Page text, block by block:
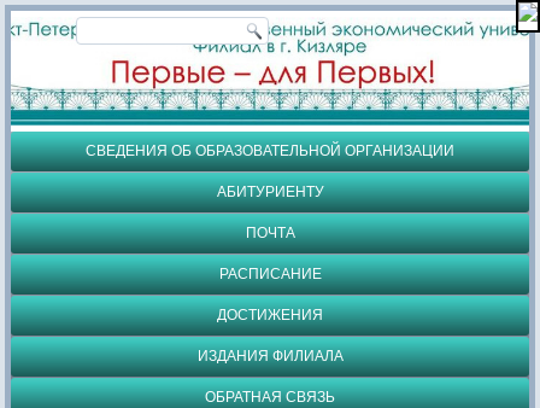
СВЕДЕНИЯ ОБ ОБРАЗОВАТЕЛЬНОЙ ОРГАНИЗАЦИИ
АБИТУРИЕНТУ
ПОЧТА
РАСПИСАНИЕ
ДОСТИЖЕНИЯ
ИЗДАНИЯ ФИЛИАЛА
ОБРАТНАЯ СВЯЗЬ